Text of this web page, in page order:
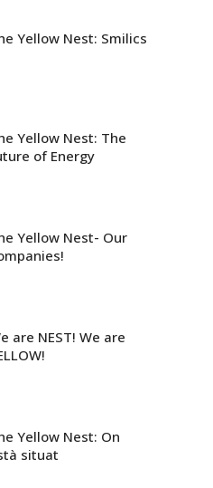
Yellow Nest: Smilics
Yellow Nest: The
of Energy
Yellow Nest- Our
are NEST! We are
Yellow Nest: On
situat